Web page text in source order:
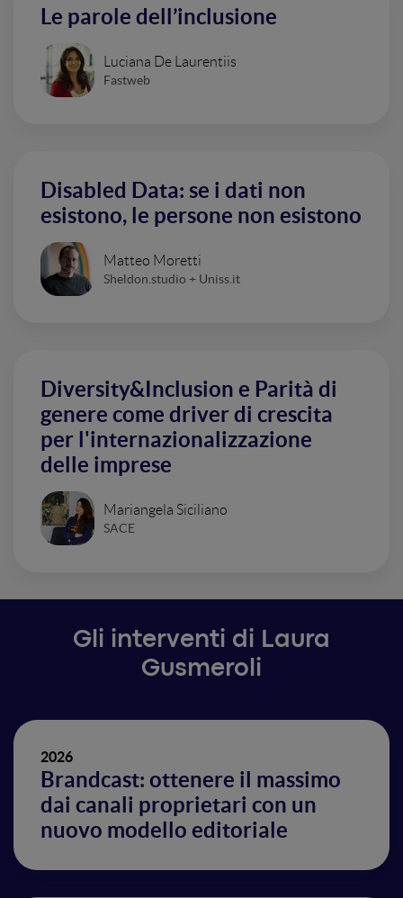
Le parole dell’inclusione
Luciana De Laurentiis
Fastweb
Disabled Data: se i dati non
esistono, le persone non esistono
Matteo Moretti
Sheldon.studio + Uniss.it
Diversity&Inclusion e Parità di
genere come driver di crescita
per l'internazionalizzazione
delle imprese
Mariangela Siciliano
SACE
Gli interventi di Laura
Gusmeroli
2026
Brandcast: ottenere il massimo
dai canali proprietari con un
nuovo modello editoriale